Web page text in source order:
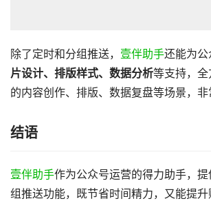
除了定时和分组推送， 壹伴助手还能为
片设计、排版样式、数据分析等支持，
的内容创作、排版、数据复盘等场景，非
结语
壹伴助手作为公众号运营的得力助手，
组推送功能，既节省时间精力，又能提